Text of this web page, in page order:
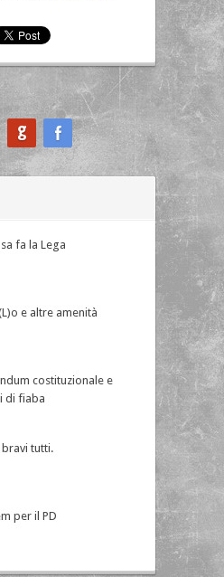
fa la Lega
e altre amenità
costituzionale e
di fiaba
tutti.
per il PD